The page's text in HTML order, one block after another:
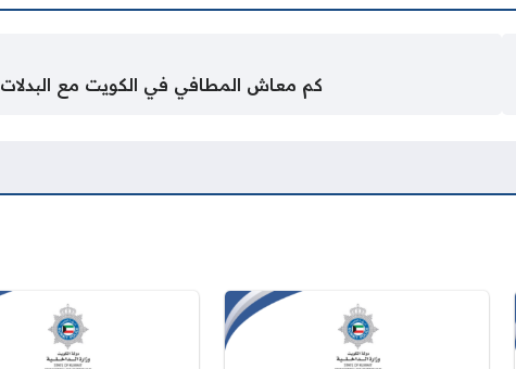
كم معاش المطافي في الكويت مع البدلات 2026